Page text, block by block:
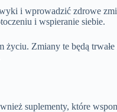
i wprowadzić zdrowe
i wspieranie siebie.
Zmiany te będą trwałe
suplementy, które